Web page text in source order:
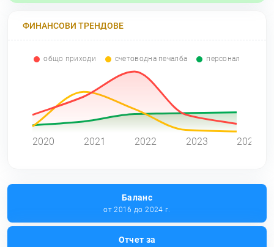
ФИНАНСОВИ ТРЕНДОВЕ
общо приходи счетоводна печалба персонал
2020 2021 2022 2023 2024
Баланс
от 2016 до 2024 г.
Отчет за